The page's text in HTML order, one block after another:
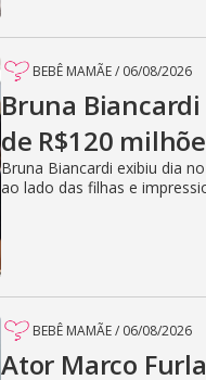
BEBÊ MAMÃE/ 06/08/2026
Bruna
de R$120
Bruna Biancardi exibiu dia
ao lado das filhas e
BEBÊ MAMÃE/ 06/08/2026
Ator Marco